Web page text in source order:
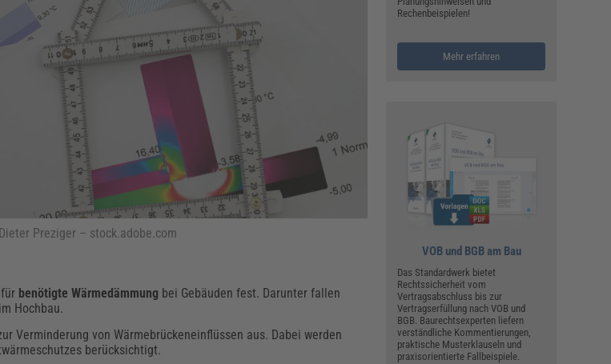
Hausmeister & Haustechnik
& Ordnung
Vergaberecht
(AKADEMIE HERKERT)
Personalmanagement
Fachpublikationen & Arbeitshilfen
Weiterbildungen (AKADEMIE HERKERT)
& Arbeitshilfen
Zollvorschriften
(AKADEMIE HERKERT)
Preziger – stock.adobe.com
benötigte Wärmedämmung bei Gebäuden fest. Darunter fallen
Hochbau.
Verminderung von Wärmebrückeneinflüssen aus. Dabei werden
berücksichtigt.
Rechenbeispielen!
Mehr erfahren
VOB und BGB am Bau
Das Standardwerk bietet
Rechtssicherheit vom
Vertragsabschluss bis zur
Vertragserfüllung nach VOB und
BGB. Baurechtsexperten liefern
verständliche Kommentierungen,
praktische Musterklauseln und
praxisorientierte Fallbeispiele.